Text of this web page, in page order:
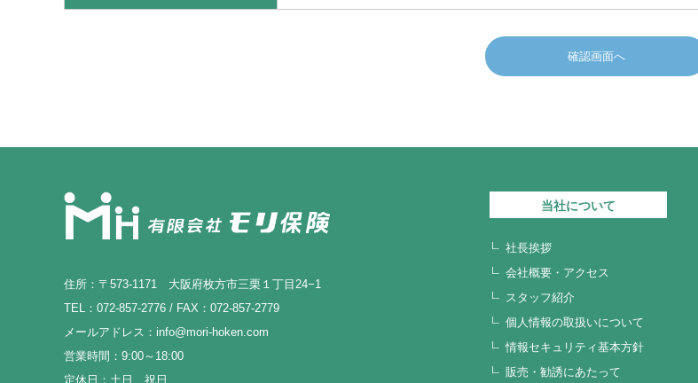
確認画面へ
住所：〒573-1171 大阪府枚方市三栗１丁目24−1
TEL：072-857-2776 / FAX：072-857-2779
メールアドレス：info@mori-hoken.com
営業時間：9:00～18:00
定休日：土日、祝日
当社について
社長挨拶
会社概要・アクセス
スタッフ紹介
個人情報の取扱いについて
情報セキュリティ基本方針
販売・勧誘にあたって